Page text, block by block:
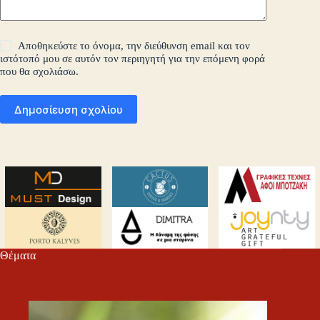
Αποθηκεύστε το όνομα, την διεύθυνση email και τον
ιστότοπό μου σε αυτόν τον περιηγητή για την επόμενη φορά
που θα σχολιάσω.
Δημοσίευση σχολίου
Θέματα